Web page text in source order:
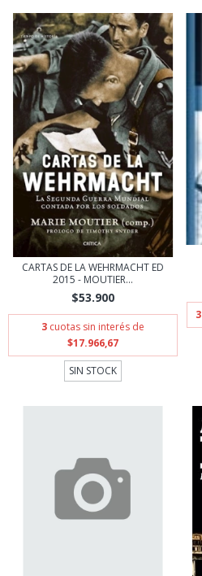
CARTAS DE LA WEHRMACHT ED
2015 - MOUTIER...
$53.900
3 cuotas sin interés de
$17.966,67
SIN STOCK
3